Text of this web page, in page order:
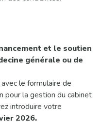
et le soutien
générale ou de
le formulaire de
pour la gestion du cabinet
introduire votre
2026.